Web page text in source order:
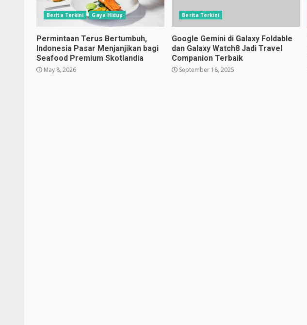
Berita Terkini Gaya Hidup
Permintaan Terus Bertumbuh,
Indonesia Pasar Menjanjikan bagi
Seafood Premium Skotlandia
May 8, 2026
Berita Terkini
Google Gemini di Galaxy Foldable
dan Galaxy Watch8 Jadi Travel
Companion Terbaik
September 18, 2025